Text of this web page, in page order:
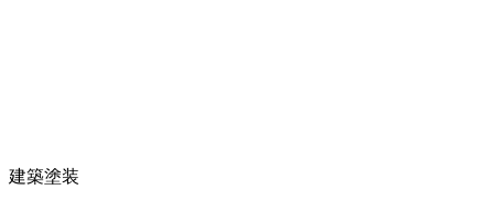
建築塗装